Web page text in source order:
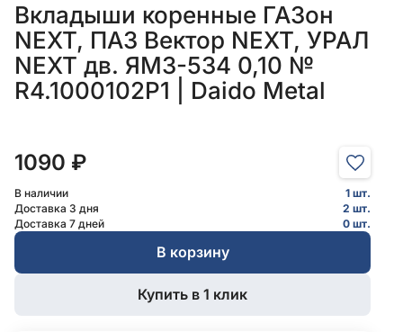
Вкладыши коренные ГАЗон
NEXT, ПАЗ Вектор NEXT, УРАЛ
NEXT дв. ЯМЗ-534 0,10 №
R4.1000102Р1 | Daido Metal
1090 ₽
В наличии
1 шт.
Доставка 3 дня
2 шт.
Доставка 7 дней
0 шт.
В корзину
Купить в 1 клик